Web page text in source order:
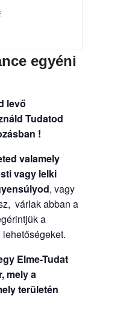
egyéni
levő
Tudatod
!
valamely
vagy lelki
, vagy
várlak abban a
a
Elme-Tudat
mely a
területén